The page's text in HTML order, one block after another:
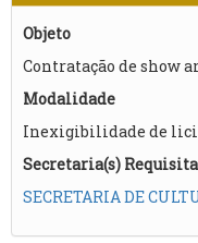
Objeto
Contratação de show
Modalidade
Inexigibilidade de
Secretaria(s)
SECRETARIA DE